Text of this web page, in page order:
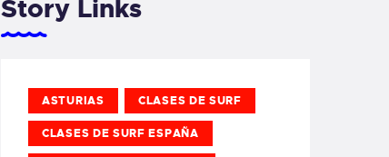
Story Links
ASTURIAS CLASES DE SURF
CLASES DE SURF ESPAÑA